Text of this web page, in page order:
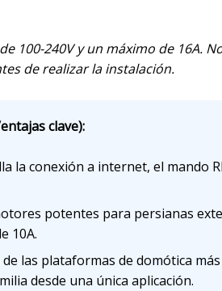
100-240V y un máximo de 16A.
de realizar la instalación.
clave):
la conexión a internet, el mando
potentes para persianas
10A.
de las plataformas de domótica
desde una única aplicación.